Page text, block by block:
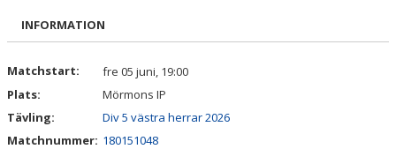
BILDGALLERI
KONTAKT
TRUPPEN
INFORMATION
Matchstart:
fre 05 juni, 19:00
Plats:
Mörmons IP
Tävling:
Div 5 västra herrar 2026
Matchnummer: 180151048